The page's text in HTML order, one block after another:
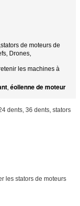
de moteurs de
Drones,
les machines à
, éolienne de moteur
dents, 36 dents, stators
les stators de moteurs